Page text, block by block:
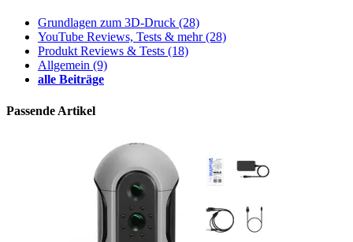
Grundlagen zum 3D-Druck (28)
YouTube Reviews, Tests & mehr(28)
Produkt Reviews & Tests (18)
Allgemein (9)
alle Beiträge
Passende Artikel